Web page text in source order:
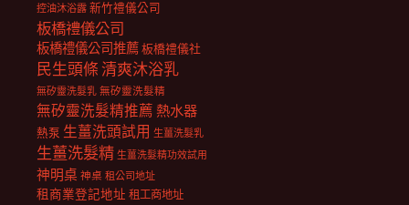
控油沐浴露 新竹禮儀公司
板橋禮儀公司
板橋禮儀公司推薦板橋禮儀社
民生頭條清爽沐浴乳
無矽靈洗髮乳 無矽靈洗髮精
無矽靈洗髮精推薦 熱水器
熱泵 生薑洗頭試用 生薑洗髮乳
生薑洗髮精 生薑洗髮精功效試用
神明桌 神桌 租公司地址
租商業登記地址 租工商地址